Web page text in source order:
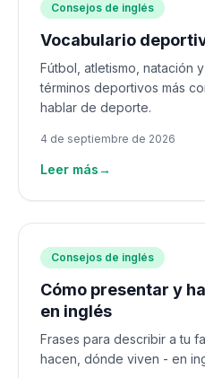
Consejos de inglés
Vocabulario
Fútbol, atletismo, natación
términos deportivos más
hablar de deporte.
4 de septiembre de 2026
Leer más→
Consejos de inglés
Cómo presentar y
en inglés
Frases para describir a tu
hacen, dónde viven - en